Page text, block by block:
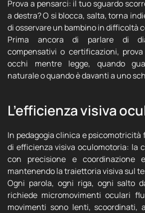
Prova a pensarci: il tuo sguardo
a destra? O si blocca, salta, torna
di osservare un bambino in difficoltà
Prima ancora di parlare di
compensativi o certificazioni,
occhi mentre legge, quando
naturale o quando è davanti a uno
L’efficienza visiva
In pedagogia clinica e psicomotricità
di efficienza visiva oculomotoria: la
con precisione e coordinazione
mantenendo la traiettoria visiva sul
Ogni parola, ogni riga, ogni salto
richiede micromovimenti oculari
movimenti sono lenti, scoordinati,